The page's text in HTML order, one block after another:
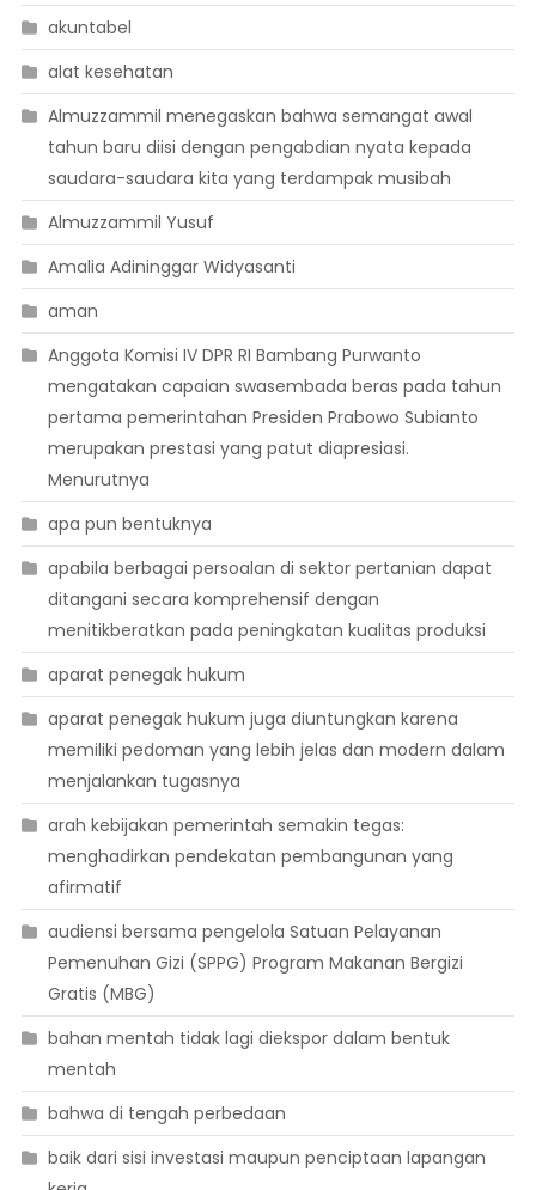
akuntabel
alat kesehatan
Almuzzammil menegaskan bahwa semangat awal
tahun baru diisi dengan pengabdian nyata kepada
saudara-saudara kita yang terdampak musibah
Almuzzammil Yusuf
Amalia Adininggar Widyasanti
aman
Anggota Komisi IV DPR RI Bambang Purwanto
mengatakan capaian swasembada beras pada tahun
pertama pemerintahan Presiden Prabowo Subianto
merupakan prestasi yang patut diapresiasi.
Menurutnya
apa pun bentuknya
apabila berbagai persoalan di sektor pertanian dapat
ditangani secara komprehensif dengan
menitikberatkan pada peningkatan kualitas produksi
aparat penegak hukum
aparat penegak hukum juga diuntungkan karena
memiliki pedoman yang lebih jelas dan modern dalam
menjalankan tugasnya
arah kebijakan pemerintah semakin tegas:
menghadirkan pendekatan pembangunan yang
afirmatif
audiensi bersama pengelola Satuan Pelayanan
Pemenuhan Gizi (SPPG) Program Makanan Bergizi
Gratis (MBG)
bahan mentah tidak lagi diekspor dalam bentuk
mentah
bahwa di tengah perbedaan
baik dari sisi investasi maupun penciptaan lapangan